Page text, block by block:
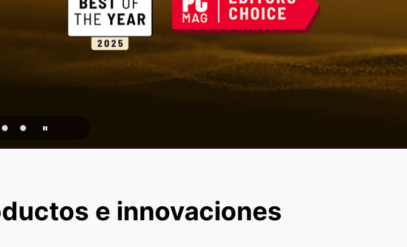
cuánticos del futuro
e innovaciones